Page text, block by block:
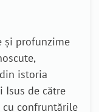
și profunzime
istoria
Isus de către
confruntările